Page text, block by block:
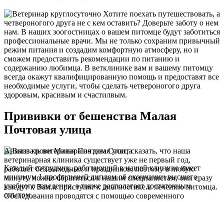
Хотите поехать путешествовать, а
четвероногого друга не с кем оставить? Доверьте заботу о нем
нам. В наших зоогостницах о вашем питомце будут заботиться
профессиональные врачи. Мы не только сохраним привычный
режим питания и создадим комфортную атмосферу, но и
сможем предоставить рекомендации по питанию и
содержанию любимца. В ветклинике вам и вашему питомцу
всегда окажут квалифицированную помощь и предоставят все
необходимые услуги, чтобы сделать четвероногого друга
здоровым, красивым и счастилвым.
Прививки от бешенства Малая
Почтовая улица
Стоит сказать, что наша
ветеринарная клиника существует уже не первый год,
работает без выходных и праздников, поэтому в любую
минуту можно обратиться к нашим специалистам, они сразу
выедут к Вам и приступят к диагностике и лечению питомца.
Обследования проводятся с помощью современного
Анализ крови Малая Почтовая улица
Каждый сотрудник, работающий в нашей клинике имеет
минимум 1 профильный диплом об окончании высшего
учебного заведения, а также располагает достаточным
опытом.